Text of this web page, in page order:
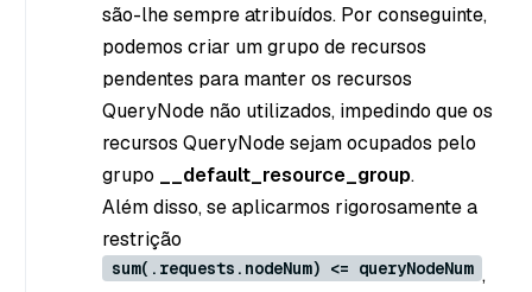
são-lhe sempre atribuídos. Por conseguinte,
podemos criar um grupo de recursos
pendentes para manter os recursos
QueryNode não utilizados, impedindo que os
recursos QueryNode sejam ocupados pelo
grupo
__default_resource_group.
Além disso, se aplicarmos rigorosamente a
restrição
sum(.requests.nodeNum) <= queryNodeNum ,